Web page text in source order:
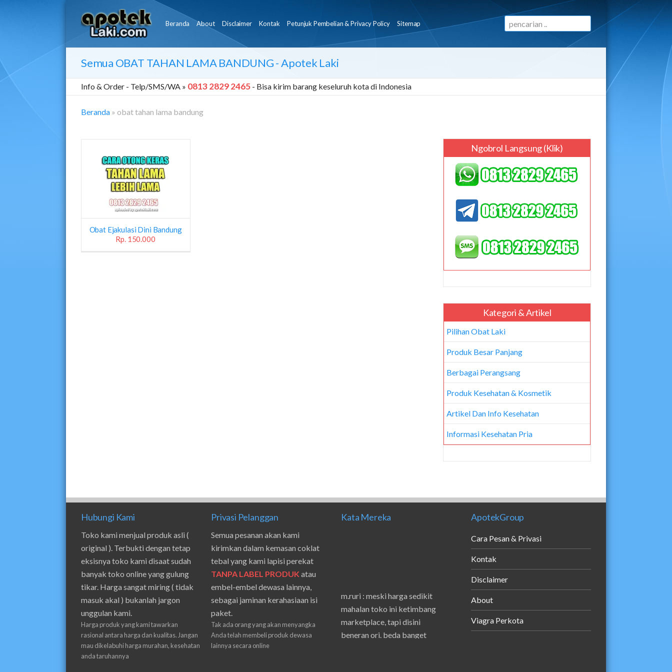
Beranda About Disclaimer Kontak Petunjuk Pembelian & Privacy Policy Sitemap
Semua OBAT TAHAN LAMA BANDUNG- Apotek Laki
Info & Order - Telp/SMS/WA » 0813 2829 2465 - Bisa kirim barang keseluruh kota di Indonesia
Beranda » obat tahan lama bandung
Tahan
Bandung
Obat Ejakulasi Dini Bandung
Rp. 150.000
Ngobrol Langsung (klik)
Kategori & Artikel
Pilihan Obat Laki
Produk Besar Panjang
Berbagai Perangsang
Produk Kesehatan & Kosmetik
Artikel Dan Info Kesehatan
Informasi Kesehatan Pria
Hubungi Kami
Toko kami menjual produk asli (
original ). Terbukti dengan tetap
eksisnya toko kami disaat sudah
banyak toko online yang gulung
tikar. Harga sangat miring ( tidak
masuk akal ) bukanlah jargon
unggulan kami.
Harga produk yang kami tawarkan
rasional antara harga dan kualitas. Jangan
mau dikelabuhi harga murahan, kesehatan
anda taruhannya
Privasi Pelanggan
Semua pesanan akan kami
kirimkan dalam kemasan coklat
tebal yang kami lapisi perekat
TANPA LABEL PRODUKatau
embel-embel dewasa lainnya,
sebagai jaminan kerahasiaan isi
paket.
Tak ada orang yang akan menyangka
Anda telah membeli produk dewasa
lainnya secara online
Kata Mereka
m.ruri : meski harga sedikit
mahalan toko ini ketimbang
marketplace, tapi disini
beneran ori. beda banget
ApotekGroup
Cara Pesan & Privasi
Kontak
Disclaimer
About
Viagra Perkota